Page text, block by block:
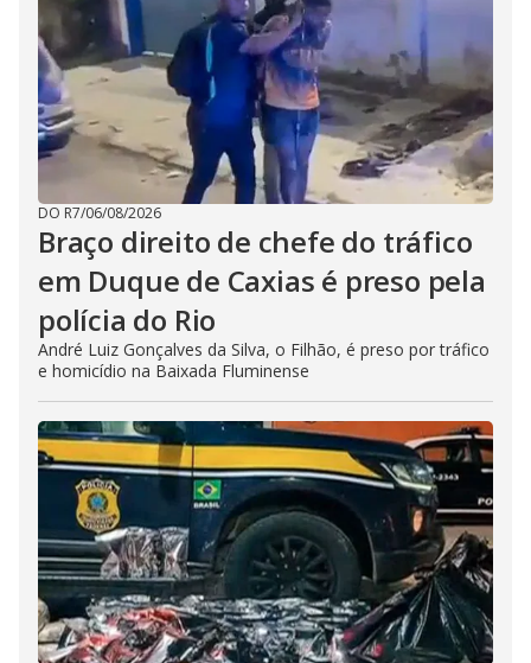
DO R7/06/08/2026
Braço direito de chefe do tráfico
em Duque de Caxias é preso pela
polícia do Rio
André Luiz Gonçalves da Silva, o Filhão, é preso por tráfico
e homicídio na Baixada Fluminense